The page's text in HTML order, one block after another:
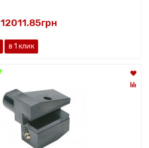
12011.85грн
в 1 клик